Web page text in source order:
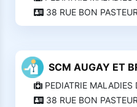
38 RUE BON
SCM AUGAY ET
PEDIATRIE MALADIES
38 RUE BON